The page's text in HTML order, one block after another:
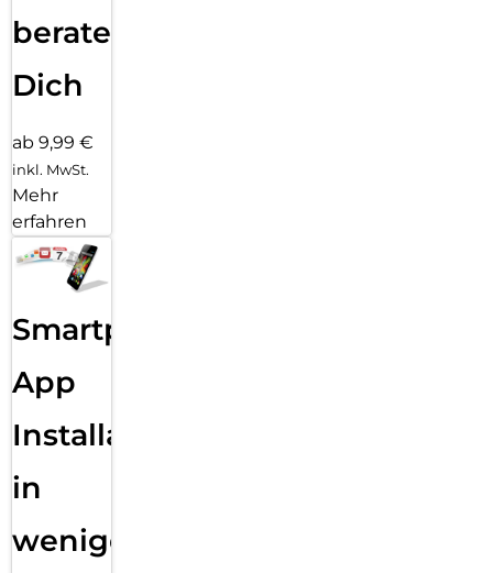
beraten
Dich
ab 9,99 €
inkl. MwSt.
Mehr
erfahren
Smartphone
App
Installation
in
wenigen